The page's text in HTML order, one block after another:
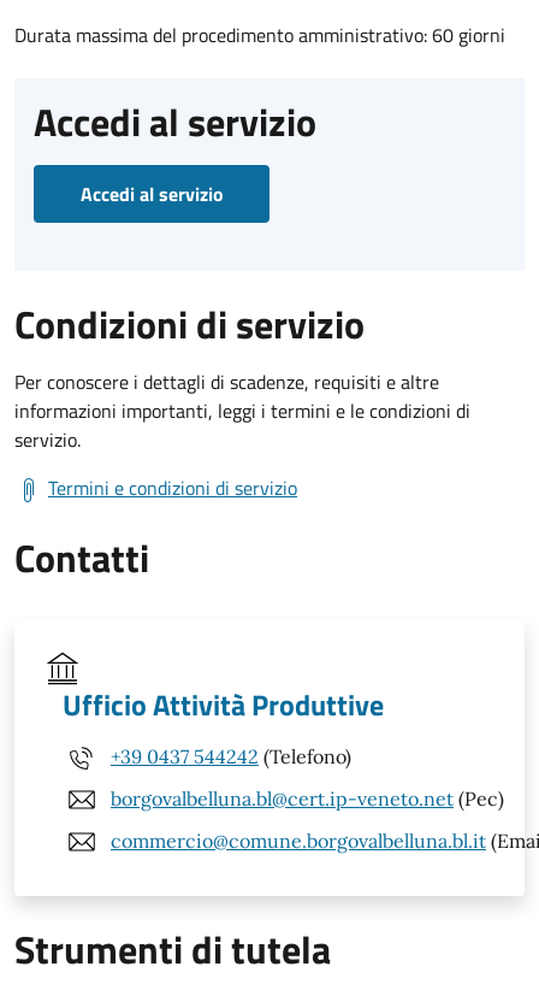
Durata massima del procedimento amministrativo: 60 giorni
Accedi al servizio
Accedi al servizio
Condizioni di servizio
Per conoscere i dettagli di scadenze, requisiti e altre
informazioni importanti, leggi i termini e le condizioni di
servizio.
Termini e condizioni di servizio
Contatti
Ufficio Attività Produttive
+39 0437 544242 (Telefono)
borgovalbelluna.bl@cert.ip-veneto.net (Pec)
commercio@comune.borgovalbelluna.bl.it
Strumenti di tutela